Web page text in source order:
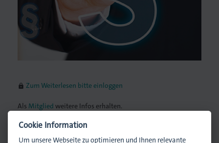
lock Zum Weiterlesen bitte einloggen
Als Mitglied weitere Infos erhalten.
Cookie Information
Um unsere Webseite zu optimieren und Ihnen relevante